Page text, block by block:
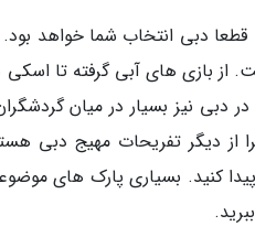
دبی انتخاب شما خواهد بود.
از بازی های آبی گرفته تا
دبی نیز بسیار در میان
از دیگر تفریحات مهیج دبی
پیدا کنید. بسیاری پارک های